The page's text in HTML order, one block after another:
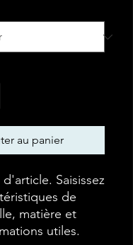
au panier
Saisissez
de
matière et
utiles.